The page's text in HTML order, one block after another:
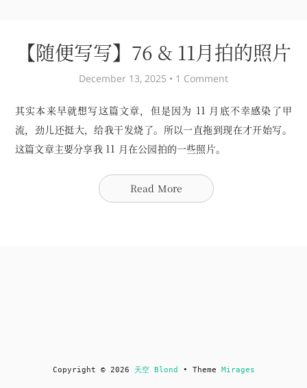
【随便写写】76 & 11月拍的照片
December 13, 2025 • 1 Comment
其实本来早就想写这篇文章，但是因为 11 月底不幸感染了甲
流，劲儿还挺大，给我干发烧了。所以一直拖到现在才开始写。
这篇文章主要分享我 11 月在公园拍的一些照片。
Read More
Copyright © 2026 天空 Blond • Theme Mirages